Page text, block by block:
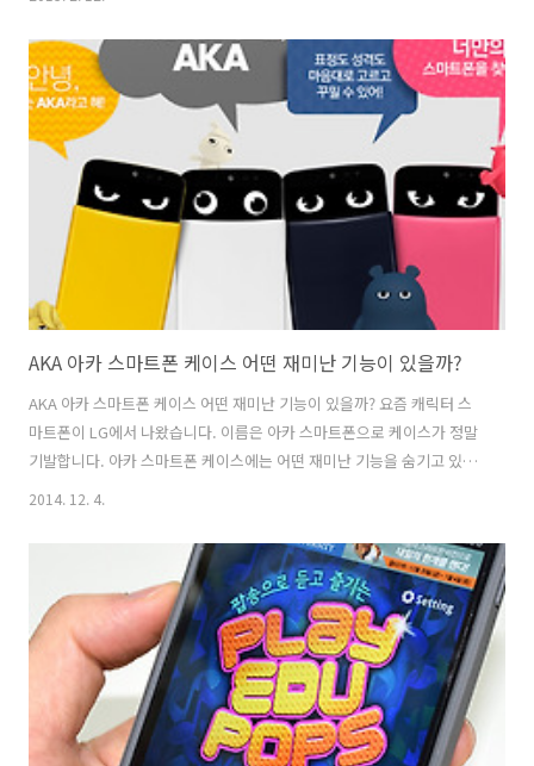
어폰 셀카봉은 모든 제품 호환이 아니더라구요. 그래서 갤럭시S3, 노트3
에 당연히 될거라고 생각 했던 이어폰 셀카봉이 호환이 되지 않아 사용을
못하였습니다. 어떻게 보면 매틴 셀카봉인 Pod P5는 별도의 이어폰셀카
봉이 아닙니다. 그래서 호환성 문제인 이어폰셀카봉 보다 장점, 단점이
될 수 있습니다. 물런 블루투스 제품을 사용하면 별 문제는 없습니다.
AKA 아카 스마트폰 케이스 어떤 재미난 기능이 있을까?
AKA 아카 스마트폰 케이스 어떤 재미난 기능이 있을까? 요즘 캐릭터 스
마트폰이 LG에서 나왔습니다. 이름은 아카 스마트폰으로 케이스가 정말
기발합니다. 아카 스마트폰 케이스에는 어떤 재미난 기능을 숨기고 있을
까요? 아카 스마트폰을 보면 심심한 스마트폰 보다 재미나고 톡톡 틔는
있는 아카(AKA) 스마트폰의 마스카라 업, 다운, 백! 정말 재미있는 아카
케이스의 기능에 대해서 알아볼까 합니다. 그리고 아카 스마트폰을 구매
하고 싶은 분이라면 이벤트로 챙겨서 해보는 건 어떨까요? 크리스마스가
있는 12월달 말까지 이벤트가 된다니 AKA 아카 스마트폰 구매할 생각이
라면 생각해보는 것도 좋을거 같네요. 그럼 나만의 스타일을 찾아 줄 톡
톡 틔는 성..
2014. 12. 4.